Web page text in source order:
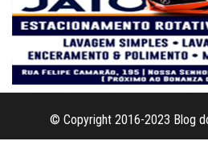
© Copyright 2016-2023 Blog